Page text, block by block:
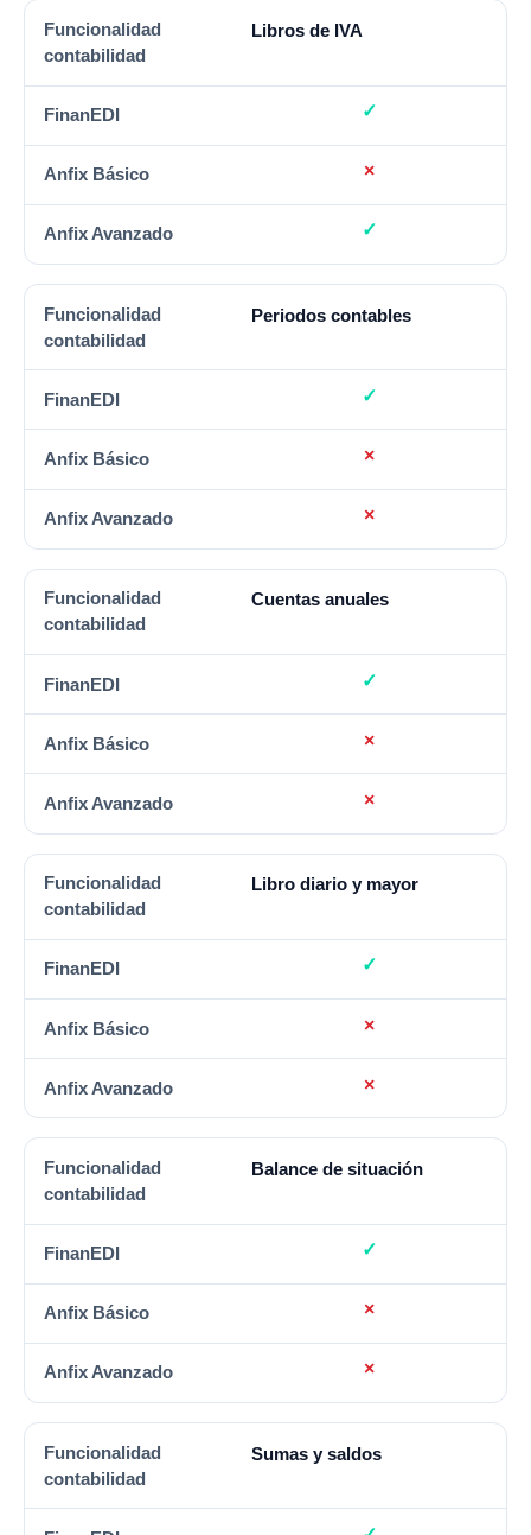
Libros de IVA
Periodos contables
Cuentas anuales
Libro diario y mayor
Balance de situación
Sumas y saldos